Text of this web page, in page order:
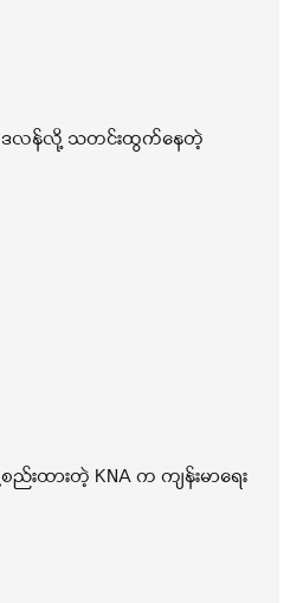
လန်လို့ သတင်းထွက်နေတဲ့
ည်းထားတဲ့ KNA က ကျန်းမာရေး